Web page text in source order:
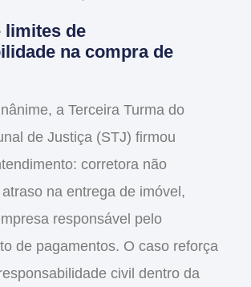
limites de
na compra de
a Terceira Turma do
de Justiça (STJ) firmou
corretora não
na entrega de imóvel,
responsável pelo
de pagamentos. O caso reforça
civil dentro da